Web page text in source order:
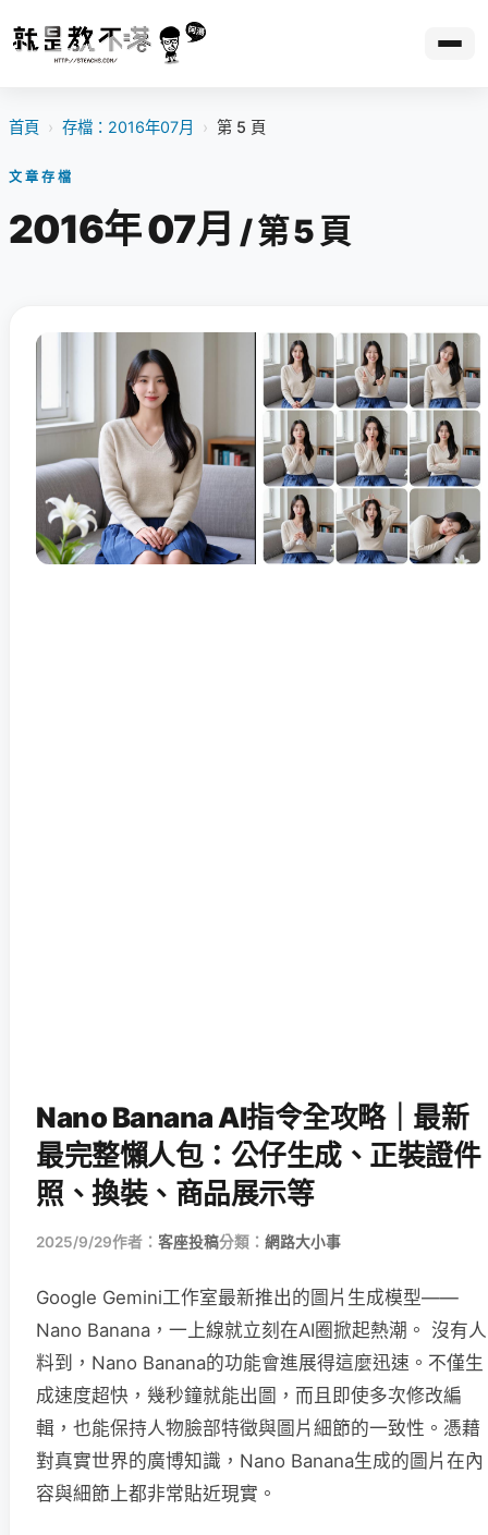
首頁 › 存檔：2016年07月 › 第 5 頁
文章存檔
2016年 07月 / 第 5 頁
Nano Banana AI指令全攻略｜最新
最完整懶人包：公仔生成、正裝證件
照、換裝、商品展示等
2025/9/29作者： 客座投稿分類： 網路大小事
Google Gemini工作室最新推出的圖片生成模型——
Nano Banana，一上線就立刻在AI圈掀起熱潮。 沒有人
料到，Nano Banana的功能會進展得這麼迅速。不僅生
成速度超快，幾秒鐘就能出圖，而且即使多次修改編
輯，也能保持人物臉部特徵與圖片細節的一致性。憑藉
對真實世界的廣博知識，Nano Banana生成的圖片在內
容與細節上都非常貼近現實。